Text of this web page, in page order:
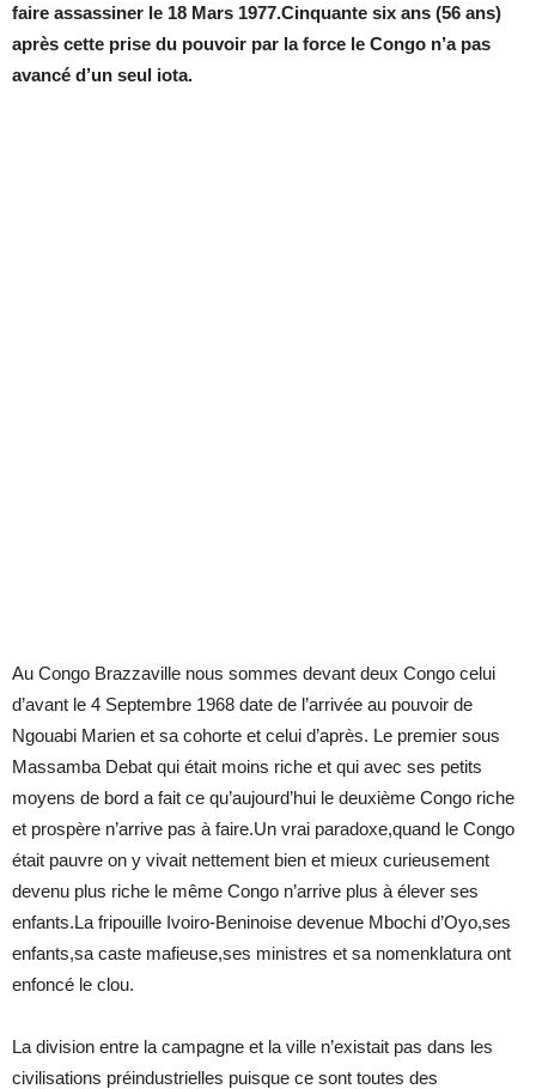
faire assassiner le 18 Mars 1977.Cinquante six ans (56 ans)
après cette prise du pouvoir par la force le Congo n’a pas
avancé d’un seul iota.
Au Congo Brazzaville nous sommes devant deux Congo celui
d’avant le 4 Septembre 1968 date de l’arrivée au pouvoir de
Ngouabi Marien et sa cohorte et celui d’après. Le premier sous
Massamba Debat qui était moins riche et qui avec ses petits
moyens de bord a fait ce qu’aujourd’hui le deuxième Congo riche
et prospère n’arrive pas à faire.Un vrai paradoxe,quand le Congo
était pauvre on y vivait nettement bien et mieux curieusement
devenu plus riche le même Congo n’arrive plus à élever ses
enfants.La fripouille Ivoiro-Beninoise devenue Mbochi d’Oyo,ses
enfants,sa caste mafieuse,ses ministres et sa nomenklatura ont
enfoncé le clou.
La division entre la campagne et la ville n’existait pas dans les
civilisations préindustrielles puisque ce sont toutes des